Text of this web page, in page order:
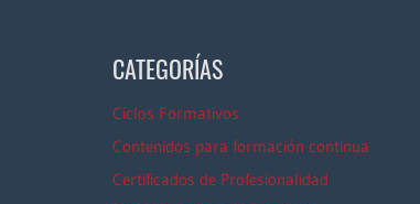
CATEGORÍAS
Ciclos Formativos
Contenidos para formación continua
Certificados de Profesionalidad